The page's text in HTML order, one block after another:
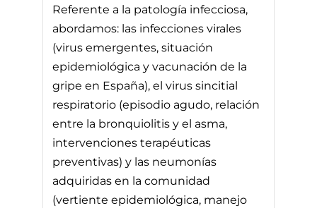
Referente a la patología infecciosa,
abordamos: las infecciones virales
(virus emergentes, situación
epidemiológica y vacunación de la
gripe en España), el virus sincitial
respiratorio (episodio agudo, relación
entre la bronquiolitis y el asma,
intervenciones terapéuticas
preventivas) y las neumonías
adquiridas en la comunidad
(vertiente epidemiológica, manejo